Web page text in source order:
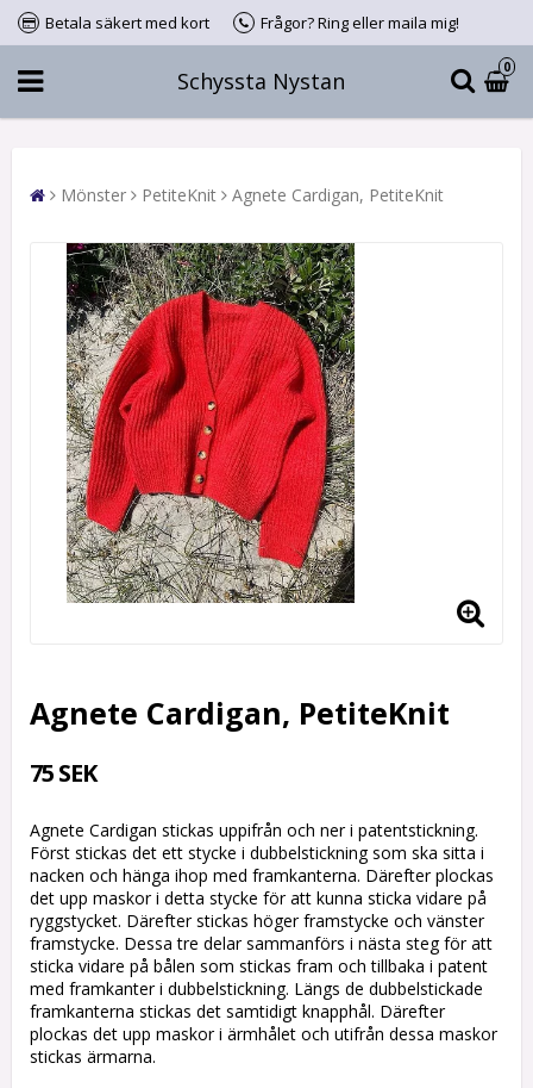
Betala säkert med kort Frågor? Ring eller maila mig!
Schyssta Nystan
0
Mönster PetiteKnit Agnete Cardigan, PetiteKnit
Agnete Cardigan, PetiteKnit
75 SEK
Agnete Cardigan stickas uppifrån och ner i patentstickning.
Först stickas det ett stycke i dubbelstickning som ska sitta i
nacken och hänga ihop med framkanterna. Därefter plockas
det upp maskor i detta stycke för att kunna sticka vidare på
ryggstycket. Därefter stickas höger framstycke och vänster
framstycke. Dessa tre delar sammanförs i nästa steg för att
sticka vidare på bålen som stickas fram och tillbaka i patent
med framkanter i dubbelstickning. Längs de dubbelstickade
framkanterna stickas det samtidigt knapphål. Därefter
plockas det upp maskor i ärmhålet och utifrån dessa maskor
stickas ärmarna.